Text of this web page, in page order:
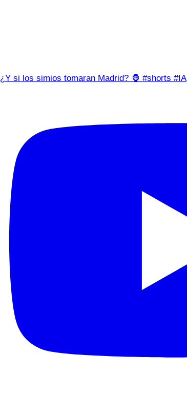
¿Y si los simios tomaran Madrid? 🦍 #shorts #IA